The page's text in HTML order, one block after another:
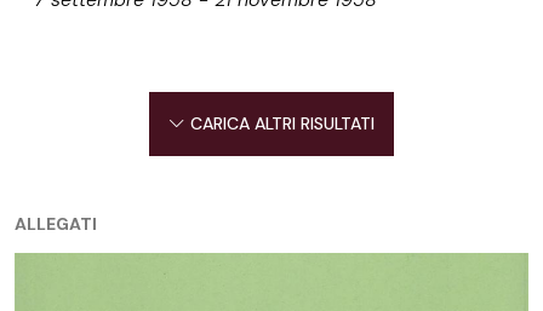
CARICA ALTRI RISULTATI
ALLEGATI